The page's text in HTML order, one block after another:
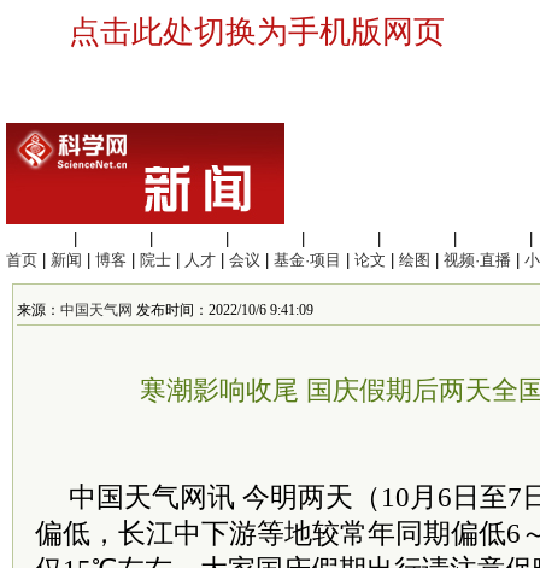
点击此处切换为手机版网页
首页
新闻 博客 院士 人才 会议 基金·项目 论文 绘图 视频·直播
来源： 中国天气网 发布时间：2022/10/6 9:41:09
寒潮影响收尾 国庆假期后两天全
中国天气网讯 今明两天（10月6日至7
偏低，长江中下游等地较常年同期偏低6